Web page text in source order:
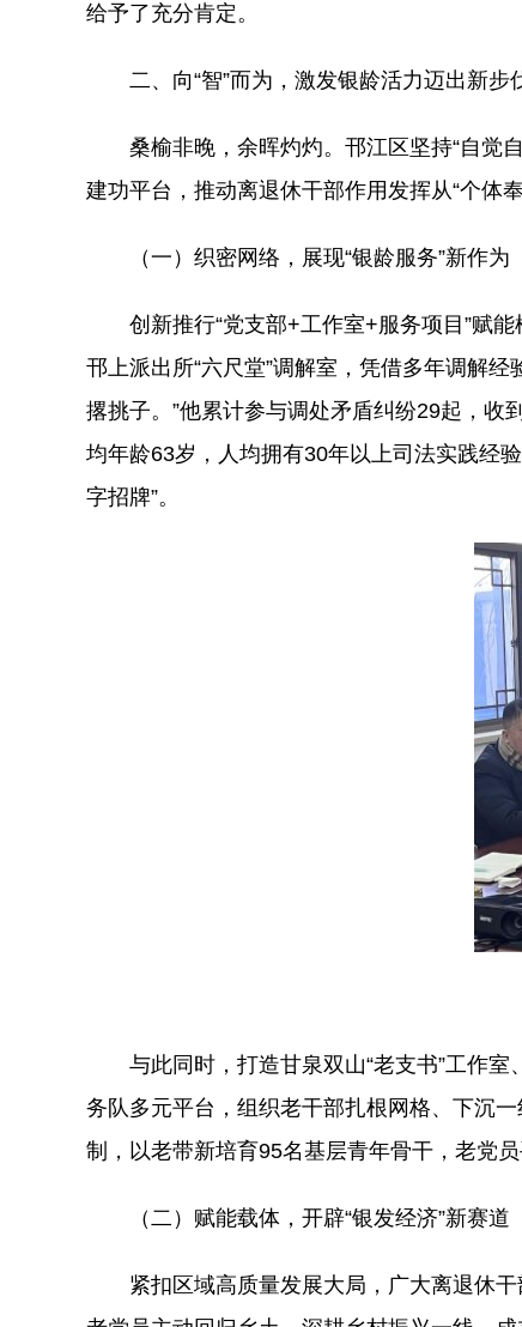
给予了充分肯定。
二、向“智”而为，激发银龄活力迈出新步
桑榆非晚，余晖灼灼。邗江区坚持“自觉
建功平台，推动离退休干部作用发挥从“个体
（一）织密网络，展现“银龄服务”新作为
创新推行“党支部+工作室+服务项目”赋
邗上派出所“六尺堂”调解室，凭借多年调解
撂挑子。”他累计参与调处矛盾纠纷29起，收
均年龄63岁，人均拥有30年以上司法实践经
字招牌”。
与此同时，打造甘泉双山“老支书”工作室
务队多元平台，组织老干部扎根网格、下沉
制，以老带新培育95名基层青年骨干，老党
（二）赋能载体，开辟“银发经济”新赛道
紧扣区域高质量发展大局，广大离退休